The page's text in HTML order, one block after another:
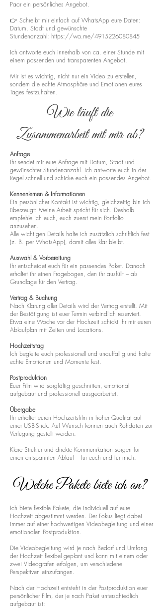
Paar ein persönliches Angebot.
👉 Schreibt mir einfach auf WhatsApp eure Daten:
Datum, Stadt und gewünschte
Stundenanzahl: https://wa.me/4915226080845
Ich antworte euch innerhalb von ca. einer Stunde mit
einem passenden und transparenten Angebot.
Mir ist es wichtig, nicht nur ein Video zu erstellen,
sondern die echte Atmosphäre und Emotionen eures
Tages festzuhalten.
Wie läuft die
Zusammenarbeit mit mir ab?
Anfrage
Ihr sendet mir eure Anfrage mit Datum, Stadt und
gewünschter Stundenanzahl. Ich antworte euch in der
Regel schnell und schicke euch ein passendes Angebot.
Kennenlernen & Informationen
Ein persönlicher Kontakt ist wichtig, gleichzeitig bin ich
überzeugt: Meine Arbeit spricht für sich. Deshalb
empfehle ich euch, euch zuerst mein Portfolio
anzusehen.
Alle wichtigen Details halte ich zusätzlich schriftlich fest
(z. B. per WhatsApp), damit alles klar bleibt.
Auswahl & Vorbereitung
Ihr entscheidet euch für ein passendes Paket. Danach
erhaltet ihr einen Fragebogen, den ihr ausfüllt – als
Grundlage für den Vertrag.
Vertrag & Buchung
Nach Klärung aller Details wird der Vertrag erstellt. Mit
der Bestätigung ist euer Termin verbindlich reserviert.
Etwa eine Woche vor der Hochzeit schickt ihr mir euren
Ablaufplan mit Zeiten und Locations.
Hochzeitstag
Ich begleite euch professionell und unauffällig und halte
echte Emotionen und Momente fest.
Postproduktion
Euer Film wird sorgfältig geschnitten, emotional
aufgebaut und professionell ausgearbeitet.
Übergabe
Ihr erhaltet euren Hochzeitsfilm in hoher Qualität auf
einer USB-Stick. Auf Wunsch können auch Rohdaten zur
Verfügung gestellt werden.
Klare Struktur und direkte Kommunikation sorgen für
einen entspannten Ablauf – für euch und für mich.
Welche Pakete biete ich an?
Ich biete flexible Pakete, die individuell auf eure
Hochzeit abgestimmt werden. Der Fokus liegt dabei
immer auf einer hochwertigen Videobegleitung und einer
emotionalen Postproduktion.
Die Videobegleitung wird je nach Bedarf und Umfang
der Hochzeit flexibel geplant und kann mit einem oder
zwei Videografen erfolgen, um verschiedene
Perspektiven einzufangen.
Nach der Hochzeit entsteht in der Postproduktion euer
persönlicher Film, der je nach Paket unterschiedlich
aufgebaut ist: